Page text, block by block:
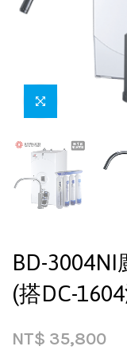
BD-
(搭DC-
NT$ 35,800